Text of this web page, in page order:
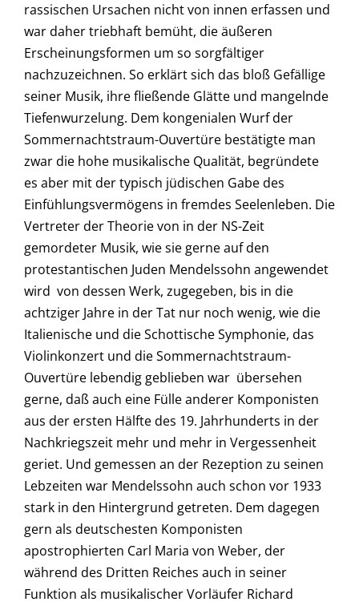
rassischen Ursachen nicht von innen erfassen und
war daher triebhaft bemüht, die äußeren
Erscheinungsformen um so sorgfältiger
nachzuzeichnen. So erklärt sich das bloß Gefällige
seiner Musik, ihre fließende Glätte und mangelnde
Tiefenwurzelung. Dem kongenialen Wurf der
Sommernachtstraum-Ouvertüre bestätigte man
zwar die hohe musikalische Qualität, begründete
es aber mit der typisch jüdischen Gabe des
Einfühlungsvermögens in fremdes Seelenleben. Die
Vertreter der Theorie von in der NS-Zeit
gemordeter Musik, wie sie gerne auf den
protestantischen Juden Mendelssohn angewendet
wird  von dessen Werk, zugegeben, bis in die
achtziger Jahre in der Tat nur noch wenig, wie die
Italienische und die Schottische Symphonie, das
Violinkonzert und die Sommernachtstraum-
Ouvertüre lebendig geblieben war  übersehen
gerne, daß auch eine Fülle anderer Komponisten
aus der ersten Hälfte des 19. Jahrhunderts in der
Nachkriegszeit mehr und mehr in Vergessenheit
geriet. Und gemessen an der Rezeption zu seinen
Lebzeiten war Mendelssohn auch schon vor 1933
stark in den Hintergrund getreten. Dem dagegen
gern als deutschesten Komponisten
apostrophierten Carl Maria von Weber, der
während des Dritten Reiches auch in seiner
Funktion als musikalischer Vorläufer Richard